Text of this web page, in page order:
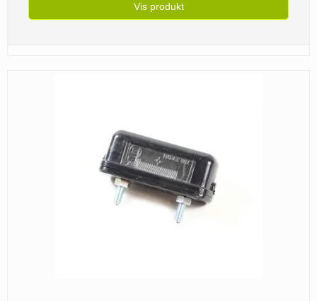
Vis produkt